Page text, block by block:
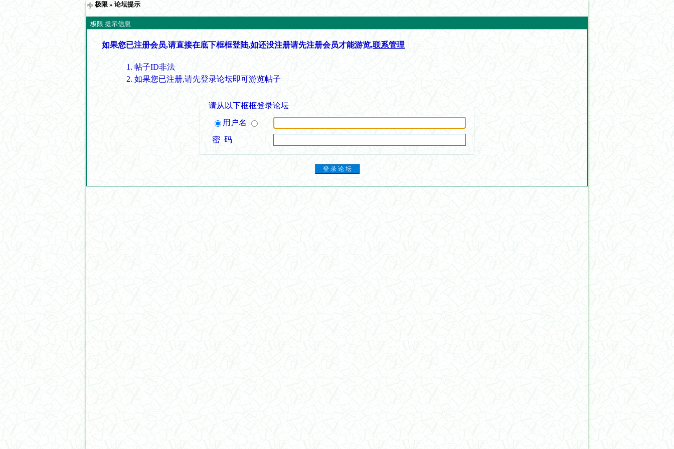
极限 » 论坛提示
极限 提示信息
如果您已注册会员,请直接在底下框框登陆,如还没注册请先注册会员才能游览,联系管理
帖子ID非法
如果您已注册,请先登录论坛即可游览帖子
请从以下框框登录论坛
用户名
密 码